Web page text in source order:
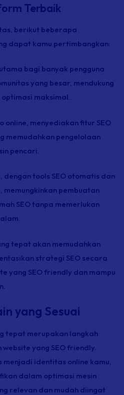
Terbaik
berikut beberapa
dapat kamu pertimbangkan:
bagi banyak pengguna
yang besar, mendukung
optimasi maksimal.
online, menyediakan fitur SEO
memudahkan pengelolaan
pencari.
dengantools SEO otomatis dan
memungkinkan pembuatan
SEO tanpa memerlukan
tepat akan memudahkan
strategi SEO secara
yang SEOfriendly dan mampu
yang Sesuai
tepat merupakan langkah
website yang SEOfriendly.
menjadi identitas online kamu,
dalam optimasi mesin
relevan dan mudah diingat